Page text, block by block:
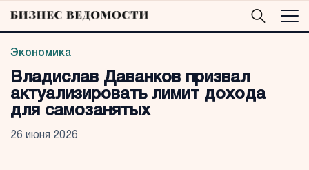
Экономика
Владислав Даванков призвал
актуализировать лимит дохода
для самозанятых
26 июня 2026